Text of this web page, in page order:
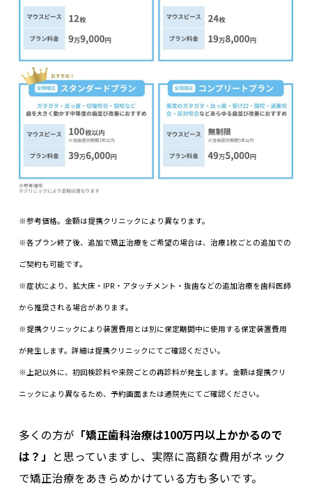
※参考価格。金額は提携クリニックにより異なります。
※各プラン終了後、追加で矯正治療をご希望の場合は、治療1枚ごとの追加での
ご契約も可能です。
※症状により、拡大床・IPR・アタッチメント・抜歯などの追加治療を歯科医師
から推奨される場合があります。
※提携クリニックにより装置費用とは別に保定期間中に使用する保定装置費用
が発生します。詳細は提携クリニックにてご確認ください。
※上記以外に、初回検診料や来院ごとの再診料が発生します。金額は提携クリ
ニックにより異なるため、予約画面または通院先にてご確認ください。
多くの方が 「矯正歯科治療は100万円以上かかるので
は？ 」 と思っていますし、実際に高額な費用がネック
で矯正治療をあきらめかけている方も多いです。